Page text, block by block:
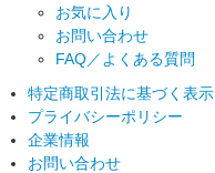
お気に入り
お問い合わせ
FAQ／よくある質問
特定商取引法に基づく表示
プライバシーポリシー
企業情報
お問い合わせ